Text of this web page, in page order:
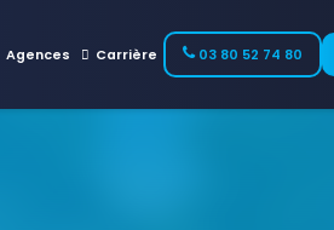
Agences Carrière 03 80 52 74 80